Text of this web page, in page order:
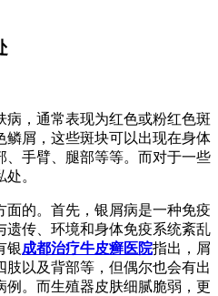
，通常表现为红色或粉红色斑
鳞屑，这些斑块可以出现在身体
、手臂、腿部等等。而对于一些
。
的。首先，银屑病是一种免疫
遗传、环境和身体免疫系统紊乱
银成都治疗牛皮癣医院指出，屑
以及背部等，但偶尔也会有出
。而生殖器皮肤细腻脆弱，更